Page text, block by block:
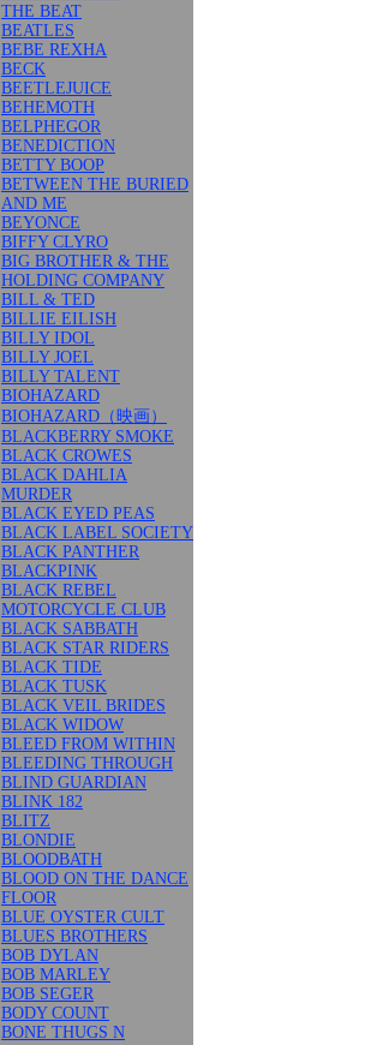
THE BEAT
BEATLES
BEBE REXHA
BECK
BEETLEJUICE
BEHEMOTH
BELPHEGOR
BENEDICTION
BETTY BOOP
BETWEEN THE BURIED
AND ME
BEYONCE
BIFFY CLYRO
BIG BROTHER & THE
HOLDING COMPANY
BILL & TED
BILLIE EILISH
BILLY IDOL
BILLY JOEL
BILLY TALENT
BIOHAZARD
BIOHAZARD（映画）
BLACKBERRY SMOKE
BLACK CROWES
BLACK DAHLIA
MURDER
BLACK EYED PEAS
BLACK LABEL SOCIETY
BLACK PANTHER
BLACKPINK
BLACK REBEL
MOTORCYCLE CLUB
BLACK SABBATH
BLACK STAR RIDERS
BLACK TIDE
BLACK TUSK
BLACK VEIL BRIDES
BLACK WIDOW
BLEED FROM WITHIN
BLEEDING THROUGH
BLIND GUARDIAN
BLINK 182
BLITZ
BLONDIE
BLOODBATH
BLOOD ON THE DANCE
FLOOR
BLUE OYSTER CULT
BLUES BROTHERS
BOB DYLAN
BOB MARLEY
BOB SEGER
BODY COUNT
BONE THUGS N